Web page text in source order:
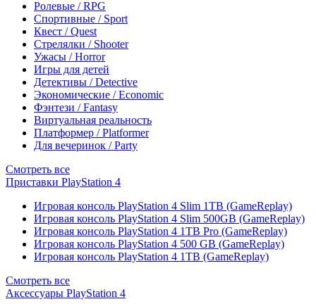
Ролевые / RPG
Спортивные / Sport
Квест / Quest
Стрелялки / Shooter
Ужасы / Horror
Игры для детей
Детективы / Detective
Экономические / Economic
Фэнтези / Fantasy
Виртуальная реальность
Платформер / Platformer
Для вечеринок / Party
Смотреть все
Приставки PlayStation 4
Игровая консоль PlayStation 4 Slim 1TB (GameReplay)
Игровая консоль PlayStation 4 Slim 500GB (GameReplay)
Игровая консоль PlayStation 4 1TB Pro (GameReplay)
Игровая консоль PlayStation 4 500 GB (GameReplay)
Игровая консоль PlayStation 4 1TB (GameReplay)
Смотреть все
Аксессуары PlayStation 4